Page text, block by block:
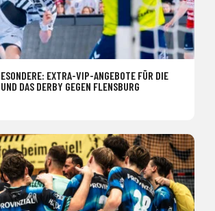
EXTRA-VIP-ANGEBOTE FÜR DIE
DAS DERBY GEGEN FLENSBURG